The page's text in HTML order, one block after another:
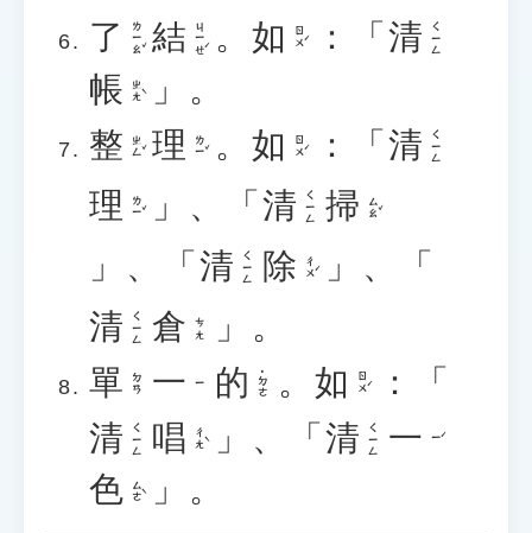
了 ㄌㄧㄠˇ 結 ㄐㄧㄝˊ 。 如 ㄖㄨˊ ：「 清 ㄑㄧㄥ
帳 ㄓㄤˋ
」。
整 ㄓㄥˇ 理 ㄌㄧˇ 。 如 ㄖㄨˊ ：「 清 ㄑㄧㄥ
理 ㄌㄧˇ 」、「 清 ㄑㄧㄥ 掃 ㄙㄠˇ
」、「 清 ㄑㄧㄥ 除 ㄔㄨˊ
」、「
清 ㄑㄧㄥ 倉 ㄘㄤ
」。
單 ㄉㄢ 一 ㄧ 的 ˙ㄉㄜ 。 如 ㄖㄨˊ
：「
清 ㄑㄧㄥ 唱 ㄔㄤˋ 」、「 清 ㄑㄧㄥ 一 ㄧˊ
色 ㄙㄜˋ 」。